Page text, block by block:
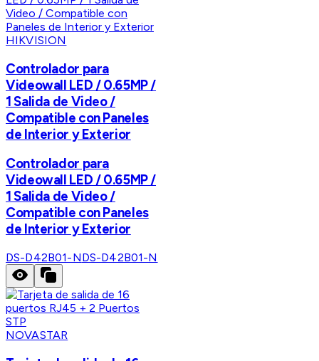
HIKVISION
Controlador para
Videowall LED / 0.65MP /
1 Salida de Video /
Compatible con Paneles
de Interior y Exterior
Controlador para
Videowall LED / 0.65MP /
1 Salida de Video /
Compatible con Paneles
de Interior y Exterior
DS-D42B01-NDS-D42B01-N
NOVASTAR